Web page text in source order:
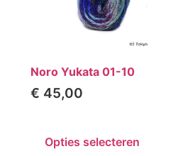
Noro Yukata 01-10
€ 45,00
Opties selecteren